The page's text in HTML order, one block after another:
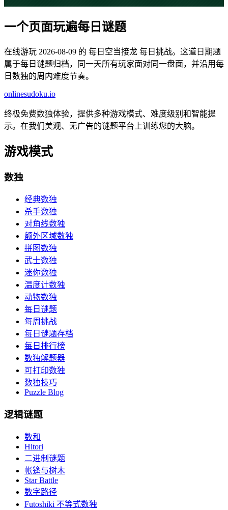
一个页面玩遍每日谜题
在线游玩 2026-08-09 的 每日空当接龙 每日挑战。这道日期题
属于每日谜题归档，同一天所有玩家面对同一盘面，并沿用每
日数独的周内难度节奏。
onlinesudoku.io
终极免费数独体验，提供多种游戏模式、难度级别和智能提
示。在我们美观、无广告的谜题平台上训练您的大脑。
游戏模式
数独
经典数独
杀手数独
对角线数独
额外区域数独
拼图数独
武士数独
迷你数独
温度计数独
动物数独
每日谜题
每周挑战
每日谜题存档
每日排行榜
数独解题器
可打印数独
数独技巧
Puzzle Blog
逻辑谜题
数和
Hitori
二进制谜题
帐篷与树木
Star Battle
数字路径
Futoshiki 不等式数独